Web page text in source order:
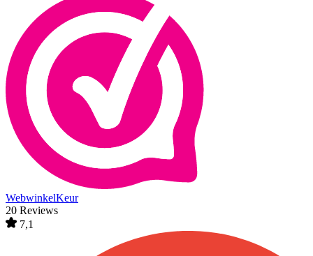
WebwinkelKeur
20 Reviews
7,1